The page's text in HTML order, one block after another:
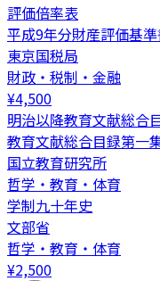
評価倍率表
平成9年分財産評価基
東京国税局
財政・税制・金融
¥4,500
明治以降教育文献総合
教育文献総合目録第一
国立教育研究所
哲学・教育・体育
学制九十年史
文部省
哲学・教育・体育
¥2,500